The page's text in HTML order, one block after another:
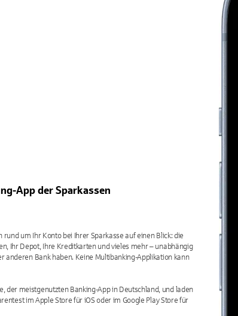
App der Sparkassen
um Ihr Konto bei Ihrer Sparkasse auf einen Blick: die
Ihr Depot, Ihre Kreditkarten und vieles mehr – unabhängig
anderen Bank haben. Keine Multibanking-Applikation kann
der meistgenutzten Banking-App in Deutschland, und laden
im Apple Store für iOS oder im Google Play Store für